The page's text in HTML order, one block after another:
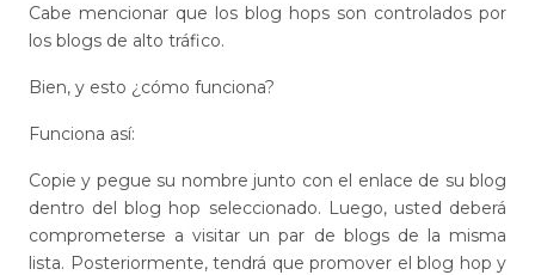
Cabe mencionar que los blog hops son controlados por
los blogs de alto tráfico.
Bien, y esto ¿cómo funciona?
Funciona así:
Copie y pegue su nombre junto con el enlace de su blog
dentro del blog hop seleccionado. Luego, usted deberá
comprometerse a visitar un par de blogs de ​​la misma
lista. Posteriormente, tendrá que promover el blog hop y